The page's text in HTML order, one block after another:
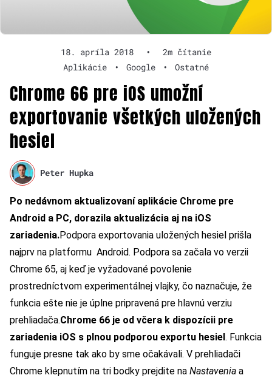
18. apríla 2018 •
2m čítanie
Aplikácie
• Google • Ostatné
Chrome 66 pre iOS umožní
exportovanie všetkých uložených
hesiel
Peter Hupka
Po nedávnom aktualizovaní aplikácie Chrome pre
Android a PC, dorazila aktualizácia aj na iOS
zariadenia.Podpora exportovania uložených hesiel prišla
najprv na platformu Android. Podpora sa začala vo verzii
Chrome 65, aj keď je vyžadované povolenie
prostredníctvom experimentálnej vlajky, čo naznačuje, že
funkcia ešte nie je úplne pripravená pre hlavnú verziu
prehliadača.Chrome 66 je od včera k dispozícii pre
zariadenia iOS s plnou podporou exportu hesiel. Funkcia
funguje presne tak ako by sme očakávali. V prehliadači
Chrome klepnutím na tri bodky prejdite na Nastavenia a